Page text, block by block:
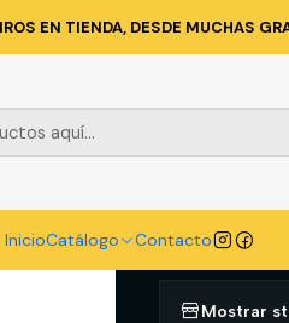
InicioCatálogo Contacto
EN TIENDA, DESDE MUCHAS
MANUALES PIE DE
|
PIE
114)
Mostrar